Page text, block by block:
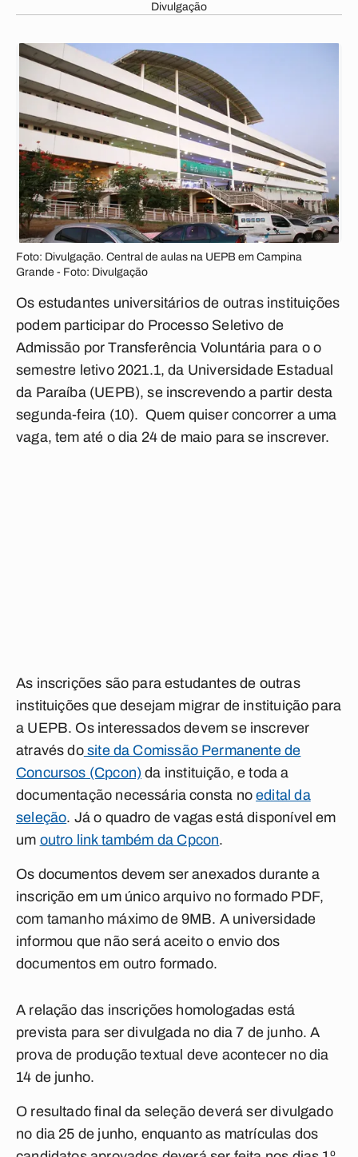
Divulgação
Foto: Divulgação. Central de aulas na UEPB em Campina
Grande - Foto: Divulgação
Os estudantes universitários de outras instituições
podem participar do Processo Seletivo de
Admissão por Transferência Voluntária para o o
semestre letivo 2021.1, da Universidade Estadual
da Paraíba (UEPB), se inscrevendo a partir desta
segunda-feira (10). Quem quiser concorrer a uma
vaga, tem até o dia 24 de maio para se inscrever.
As inscrições são para estudantes de outras
instituições que desejam migrar de instituição para
a UEPB. Os interessados devem se inscrever
através dosite da Comissão Permanente de
Concursos (Cpcon) da instituição, e toda a
documentação necessária consta noedital da
seleção. Já o quadro de vagas está disponível em
um outro link também da Cpcon.
Os documentos devem ser anexados durante a
inscrição em um único arquivo no formado PDF,
com tamanho máximo de 9MB. A universidade
informou que não será aceito o envio dos
documentos em outro formado.
A relação das inscrições homologadas está
prevista para ser divulgada no dia 7 de junho. A
prova de produção textual deve acontecer no dia
14 de junho.
O resultado final da seleção deverá ser divulgado
no dia 25 de junho, enquanto as matrículas dos